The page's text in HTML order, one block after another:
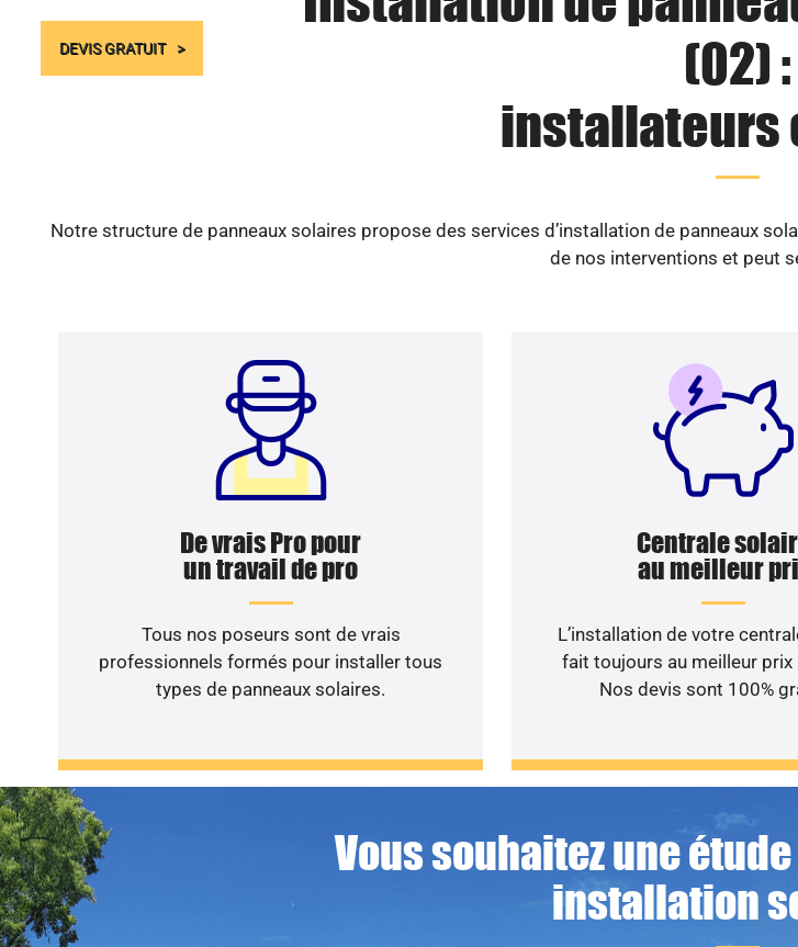
DEVIS GRATUIT
(02) :
installateurs
Notre structure de panneaux solaires propose des services d’installation de panneaux
de nos interventions et peut
De vrais Pro pour
un travail de pro
Tous nos poseurs sont de vrais
professionnels formés pour installer tous
types de panneaux solaires.
Centrale
au meilleur
L’installation de votre
fait toujours au meilleur prix
Nos devis sont 100%
Vous souhaitez une
installation